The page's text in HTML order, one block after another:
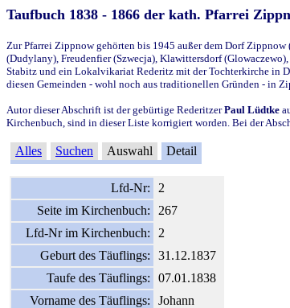
Taufbuch 1838 - 1866 der kath. Pfarrei
Zur Pfarrei Zippnow gehörten bis 1945 außer dem Dorf
(Dudylany), Freudenfier (Szwecja), Klawittersdorf
Stabitz und ein Lokalvikariat Rederitz mit der Tochterkirche in
diesen Gemeinden - wohl noch aus traditionellen Gründen - in
Autor dieser Abschrift ist der gebürtige RederitzerPaul Lüdtke
Kirchenbuch, sind in dieser Liste korrigiert worden. Bei der
Alles Suchen Auswahl Detail
Lfd-Nr:
2
Seite im Kirchenbuch:
267
Lfd-Nr im Kirchenbuch:
2
Geburt des Täuflings:
31.12.1837
Taufe des Täuflings:
07.01.1838
Vorname des Täuflings:
Johann